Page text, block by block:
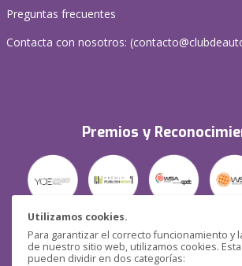
Utilizamos cookies.
Para garantizar el correcto funcionamiento y
de nuestro sitio web, utilizamos cookies.
pueden dividir en dos categorías:
Preguntas frecuentes
Contacta con nosotros: (
Premios y
Seguridad